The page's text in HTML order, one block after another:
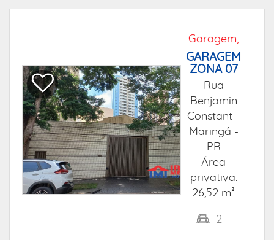
Garagem,
GARAGEM
ZONA 07
Rua
Benjamin
Constant -
Maringá -
PR
Área
privativa:
26,52 m²
2